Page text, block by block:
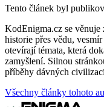
Tento článek byl
KodEnigma.cz se
historie přes vědu,
otevírají témata, která
zamyšlení. Silnou
příběhy dávných
Všechny články tohoto